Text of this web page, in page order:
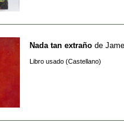
Nada tan extraño de
Libro usado (Castellano)